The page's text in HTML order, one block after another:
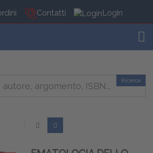
Contatti Login
Ricerca